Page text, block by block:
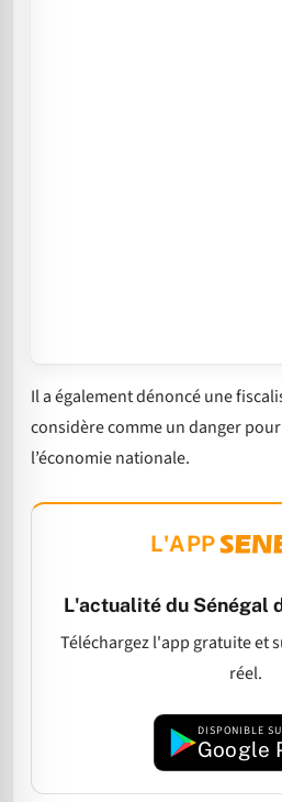
Il a également dénoncé une
considère comme un danger
l’économie nationale.
L'APP
L'actualité du Sénégal
Téléchargez l'app gratuite et
réel.
DISPONIBLE
Google